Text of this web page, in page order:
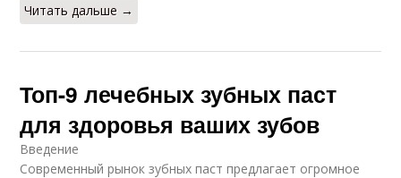
Читать дальше →
Топ-9 лечебных зубных паст
для здоровья ваших зубов
Введение
Современный рынок зубных паст предлагает огромное